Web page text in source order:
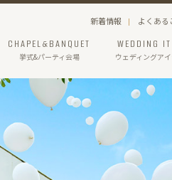
CHAPEL&BANQUET
挙式&パーティ会場
WEDDING
ウェディングア
新着情報 よくある